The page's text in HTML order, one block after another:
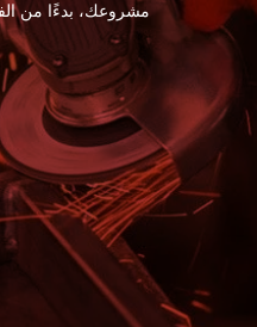
مشروعك، بدءًا من